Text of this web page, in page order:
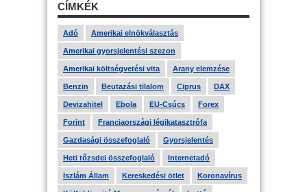
CÍMKÉK
Adó Amerikai elnökválasztás
Amerikai gyorsjelentési szezon
Amerikai költségvetési vita Arany elemzése
Benzin Beutazási tilalom Ciprus DAX
Devizahitel Ebola EU-Csúcs Forex
Forint Franciaországi légikatasztrófa
Gazdasági összefoglaló Gyorsjelentés
Heti tőzsdei összefoglaló Internetadó
Iszlám Állam Kereskedési ötlet Koronavírus